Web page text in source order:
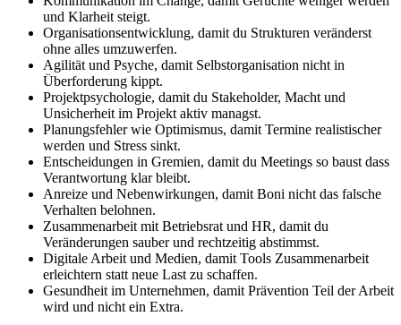
und Klarheit steigt.
Organisationsentwicklung, damit du Strukturen veränderst
ohne alles umzuwerfen.
Agilität und Psyche, damit Selbstorganisation nicht in
Überforderung kippt.
Projektpsychologie, damit du Stakeholder, Macht und
Unsicherheit im Projekt aktiv managst.
Planungsfehler wie Optimismus, damit Termine realistischer
werden und Stress sinkt.
Entscheidungen in Gremien, damit du Meetings so baust dass
Verantwortung klar bleibt.
Anreize und Nebenwirkungen, damit Boni nicht das falsche
Verhalten belohnen.
Zusammenarbeit mit Betriebsrat und HR, damit du
Veränderungen sauber und rechtzeitig abstimmst.
Digitale Arbeit und Medien, damit Tools Zusammenarbeit
erleichtern statt neue Last zu schaffen.
Gesundheit im Unternehmen, damit Prävention Teil der Arbeit
wird und nicht ein Extra.